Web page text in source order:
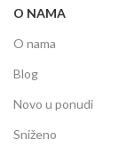
O NAMA
O nama
Blog
Novo u ponudi
Sniženo